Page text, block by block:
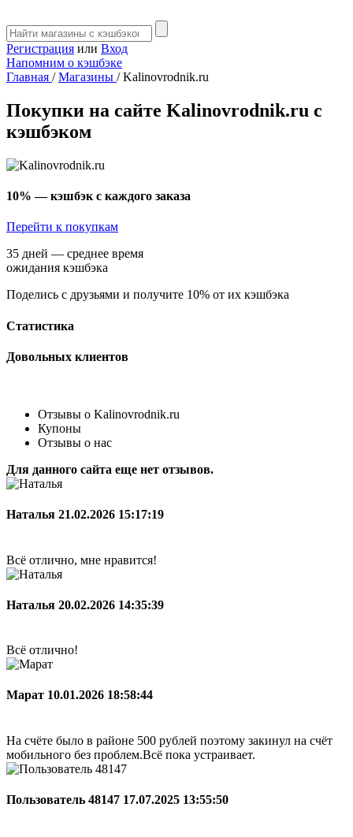
Регистрация или Вход
Напомним о кэшбэке
Главная / Магазины / Kalinovrodnik.ru
Покупки на сайте Kalinovrodnik.ru с
кэшбэком
10% — кэшбэк с каждого заказа
Перейти к покупкам
35 дней — среднее время
ожидания кэшбэка
Поделись с друзьями и получите 10% от их кэшбэка
Статистика
Довольных клиентов
Отзывы о Kalinovrodnik.ru
Купоны
Отзывы о нас
Для данного сайта еще нет отзывов.
Наталья 21.02.2026 15:17:19
Всё отлично, мне нравится!
Наталья 20.02.2026 14:35:39
Всё отлично!
Марат 10.01.2026 18:58:44
На счёте было в районе 500 рублей поэтому закинул на счёт
мобильного без проблем.Всё пока устраивает.
Пользователь 48147 17.07.2025 13:55:50